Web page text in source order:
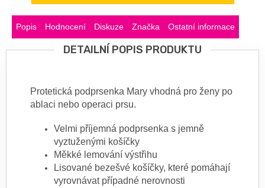
Popis Hodnocení Diskuze Značka Ostatní informace
DETAILNÍ POPIS PRODUKTU
Protetická podprsenka Mary vhodná pro ženy po
ablaci nebo operaci prsu.
Velmi příjemná podprsenka s jemně
vyztuženými košíčky
Měkké lemování výstřihu
Lisované bezešvé košíčky, které pomáhají
vyrovnávat případné nerovnosti